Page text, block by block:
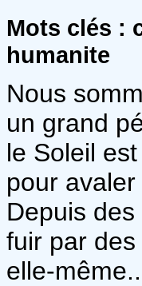
Mots clés :
humanite
Nous
un grand
le Soleil
pour
Depuis
fuir par
elle-